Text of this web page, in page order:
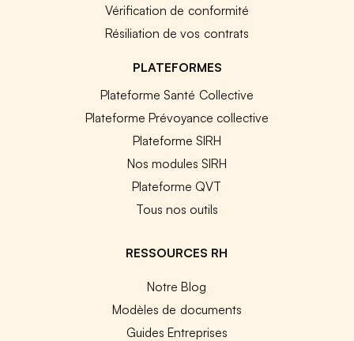
Vérification de conformité
Résiliation de vos contrats
PLATEFORMES
Plateforme Santé Collective
Plateforme Prévoyance collective
Plateforme SIRH
Nos modules SIRH
Plateforme QVT
Tous nos outils
RESSOURCES RH
Notre Blog
Modèles de documents
Guides Entreprises